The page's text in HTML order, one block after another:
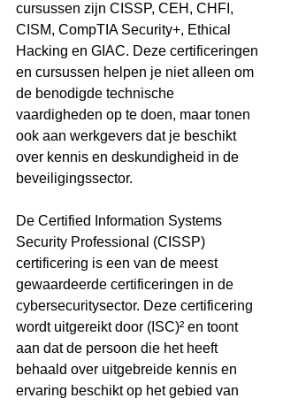
cursussen zijn CISSP, CEH, CHFI,
CISM, CompTIA Security+, Ethical
Hacking en GIAC. Deze certificeringen
en cursussen helpen je niet alleen om
de benodigde technische
vaardigheden op te doen, maar tonen
ook aan werkgevers dat je beschikt
over kennis en deskundigheid in de
beveiligingssector.
De Certified Information Systems
Security Professional (CISSP)
certificering is een van de meest
gewaardeerde certificeringen in de
cybersecuritysector. Deze certificering
wordt uitgereikt door (ISC)² en toont
aan dat de persoon die het heeft
behaald over uitgebreide kennis en
ervaring beschikt op het gebied van